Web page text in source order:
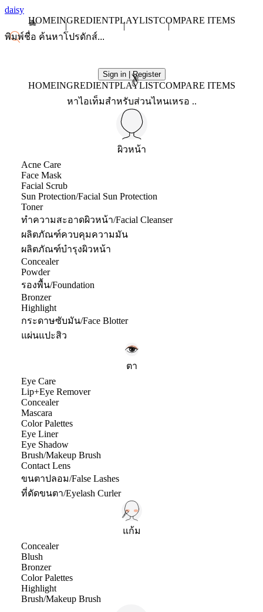
daisy
HOMEINGREDIENTPLAYLISTCOMPARE ITEMS
Sign in | Register
X
HOMEINGREDIENTPLAYLISTCOMPARE ITEMS
หาไอเท็มสำหรับส่วนไหนเหรอ ..
ผิวหน้า
Acne Care
Face Mask
Facial Scrub
Sun Protection/Facial Sun Protection
Toner
ทำความสะอาดผิวหน้า/Facial Cleanser
ผลิตภัณฑ์ควบคุมความมัน
ผลิตภัณฑ์บำรุงผิวหน้า
Concealer
Powder
รองพื้น/Foundation
Bronzer
Highlight
กระดาษซับมัน/Face Blotter
แผ่นแปะสิว
ตา
Eye Care
Lip+Eye Remover
Concealer
Mascara
Color Palettes
Eye Liner
Eye Shadow
Brush/Makeup Brush
Contact Lens
ขนตาปลอม/False Lashes
ที่ดัดขนตา/Eyelash Curler
แก้ม
Concealer
Blush
Bronzer
Color Palettes
Highlight
Brush/Makeup Brush